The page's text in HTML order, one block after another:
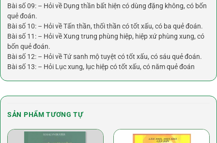
Bài số 09: – Hỏi về Dụng thần bất hiện có dùng đặng không, có bốn
quẻ đoán.
Bài số 10: – Hỏi về Tấn thần, thối thần có tốt xấu, có ba quẻ đoán.
Bài số 11: – Hỏi về Xung trung phùng hiệp, hiệp xứ phùng xung, có
bốn quẻ đoán.
Bài số 12: – Hỏi về Tứ sanh mộ tuyệt có tốt xấu, có sáu quẻ đoán.
Bài số 13: – Hỏi Lục xung, lục hiệp có tốt xấu, có năm quẻ đoán
SẢN PHẨM TƯƠNG TỰ